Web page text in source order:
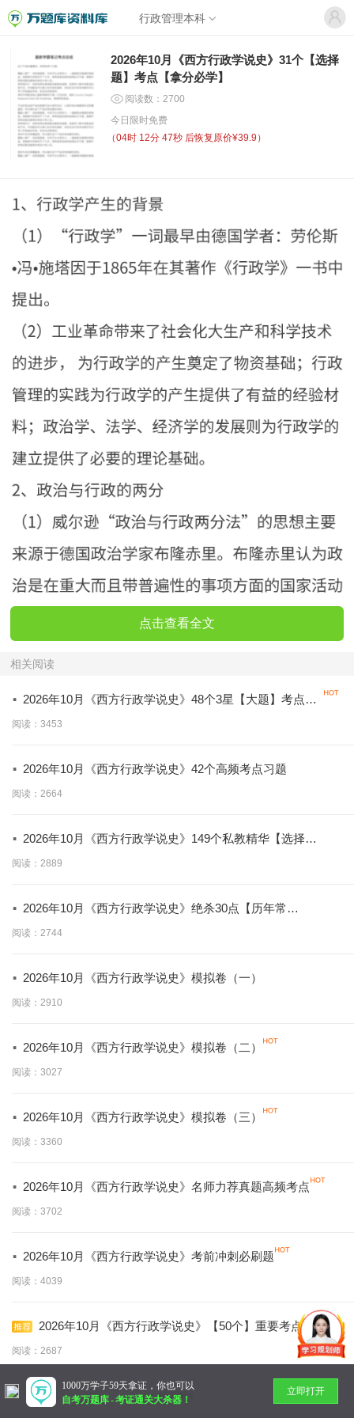
行政管理本科
2026年10月《西方行政学说史》31个【选择
题】考点【拿分必学】
阅读数：2700
今日限时免费
（04时 12分 47秒 后恢复原价¥39.9）
点击查看全文
相关阅读
· 2026年10月《西方行政学说史》48个3星【大题】考点
【拿分必背】
阅读：3453
· 2026年10月《西方行政学说史》42个高频考点习题
阅读：2664
· 2026年10月《西方行政学说史》149个私教精华【选择
题】
阅读：2889
· 2026年10月《西方行政学说史》绝杀30点【历年常
考！！】
阅读：2744
· 2026年10月《西方行政学说史》模拟卷（一）
阅读：2910
· 2026年10月《西方行政学说史》模拟卷（二）
阅读：3027
· 2026年10月《西方行政学说史》模拟卷（三）
阅读：3360
· 2026年10月《西方行政学说史》名师力荐真题高频考点
阅读：3702
· 2026年10月《西方行政学说史》考前冲刺必刷题
阅读：4039
2026年10月《西方行政学说史》【50个】重要考点
阅读：2687
暂无更多
1000万学子59天拿证，你也可以
自考万题库-考证通关大杀器！
立即打开